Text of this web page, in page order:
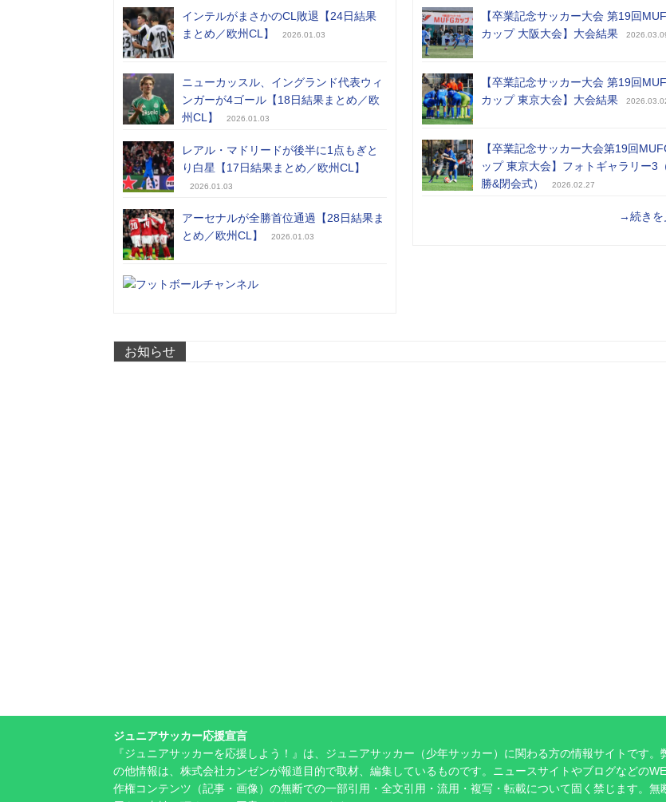
インテルがまさかのCL敗退【24日結果
まとめ／欧州CL】
2026.01.03
ニューカッスル、イングランド代表ウィ
ンガーが4ゴール【18日結果まとめ／欧
州CL】
2026.01.03
レアル・マドリードが後半に1点もぎと
り白星【17日結果まとめ／欧州CL】
2026.01.03
アーセナルが全勝首位通過【28日結果ま
とめ／欧州CL】
2026.01.03
【卒業記念サッカー大会 第19回
カップ 大阪大会】大会結果
【卒業記念サッカー大会 第19回
カップ 東京大会】大会結果
【卒業記念サッカー大会第19回
ップ 東京大会】フォトギャラリー3
勝&閉会式）
2026.02.27
→続きを
お知らせ
ジュニアサッカー応援宣言
『ジュニアサッカーを応援しよう！』は、ジュニアサッカー（少年サッカー）に関わる方の情報サイトです
の他情報は、株式会社カンゼンが報道目的で取材、編集しているものです。ニュースサイトやブログなどの
作権コンテンツ（記事・画像）の無断での一部引用・全文引用・流用・複写・転載について固く禁じます。